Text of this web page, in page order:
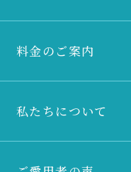
料金のご案内
私たちについて